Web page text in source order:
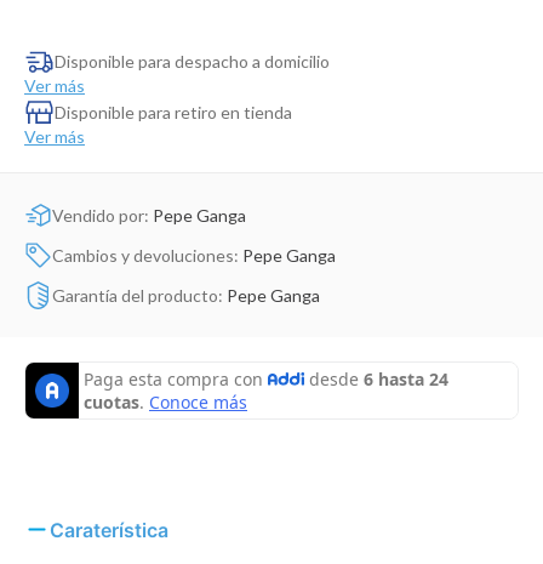
Disponible para despacho a domicilio
Ver más
Disponible para retiro en tienda
Ver más
Vendido por: Pepe Ganga
Cambios y devoluciones: Pepe Ganga
Garantía del producto: Pepe Ganga
Caraterística